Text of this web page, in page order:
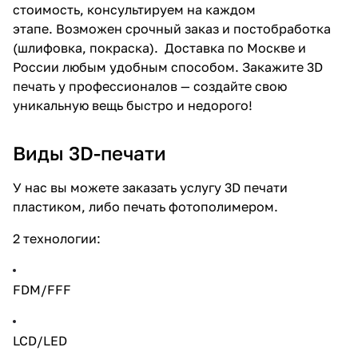
стоимость, консультируем на каждом
этапе. Возможен срочный заказ и постобработка
(шлифовка, покраска). Доставка по Москве и
России любым удобным способом. Закажите 3D
печать у профессионалов — создайте свою
уникальную вещь быстро и недорого!
Виды 3D-печати
У нас вы можете заказать услугу 3D печати
пластиком, либо печать фотополимером.
2 технологии:
FDM/FFF
LCD/LED